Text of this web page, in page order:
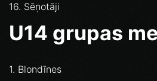
16. Sēņotāji
U14 grupas
1. Blondīnes